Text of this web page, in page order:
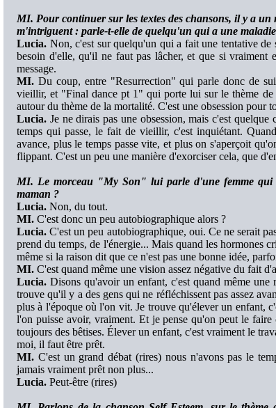
MI. Pour continuer sur les textes des chansons, il y a
m'intriguent : parle-t-elle de quelqu'un qui a une
Lucia. Non, c'est sur quelqu'un qui a fait une tentative
besoin d'elle, qu'il ne faut pas lâcher, et que si
message.
MI. Du coup, entre "Resurrection" qui parle donc de
vieillir, et "Final dance pt 1" qui porte lui sur le thème
autour du thème de la mortalité. C'est une obsession pour
Lucia. Je ne dirais pas une obsession, mais c'est
temps qui passe, le fait de vieillir, c'est inquiétant.
avance, plus le temps passe vite, et plus on s'aperçoit
flippant. C'est un peu une manière d'exorciser cela, que
MI. Le morceau "My Son" lui parle d'une femme
maman ?
Lucia. Non, du tout.
MI. C'est donc un peu autobiographique alors ?
Lucia. C'est un peu autobiographique, oui. Ce ne serait
prend du temps, de l'énergie... Mais quand les hormones
même si la raison dit que ce n'est pas une bonne idée,
MI. C'est quand même une vision assez négative du fait
Lucia. Disons qu'avoir un enfant, c'est quand même
trouve qu'il y a des gens qui ne réfléchissent pas assez
plus à l'époque où l'on vit. Je trouve qu'élever un enfant,
l'on puisse avoir, vraiment. Et je pense qu'on peut le
toujours des bêtises. Élever un enfant, c'est vraiment le
moi, il faut être prêt.
MI. C'est un grand débat (rires) nous n'avons pas le
jamais vraiment prêt non plus...
Lucia. Peut-être (rires)